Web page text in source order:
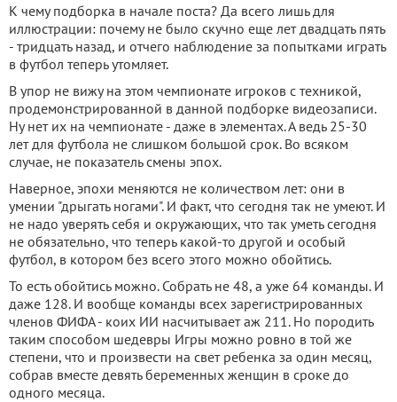
К чему подборка в начале поста? Да всего лишь для
иллюстрации: почему не было скучно еще лет двадцать пять
- тридцать назад, и отчего наблюдение за попытками играть
в футбол теперь утомляет.
В упор не вижу на этом чемпионате игроков с техникой,
продемонстрированной в данной подборке видеозаписи.
Ну нет их на чемпионате - даже в элементах. А ведь 25-30
лет для футбола не слишком большой срок. Во всяком
случае, не показатель смены эпох.
Наверное, эпохи меняются не количеством лет: они в
умении "дрыгать ногами". И факт, что сегодня так не умеют. И
не надо уверять себя и окружающих, что так уметь сегодня
не обязательно, что теперь какой-то другой и особый
футбол, в котором без всего этого можно обойтись.
То есть обойтись можно. Собрать не 48, а уже 64 команды. И
даже 128. И вообще команды всех зарегистрированных
членов ФИФА - коих ИИ насчитывает аж 211. Но породить
таким способом шедевры Игры можно ровно в той же
степени, что и произвести на свет ребенка за один месяц,
собрав вместе девять беременных женщин в сроке до
одного месяца.